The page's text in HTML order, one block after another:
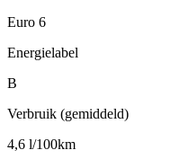
Euro 6
Energielabel
B
Verbruik (gemiddeld)
4,6 l/100km